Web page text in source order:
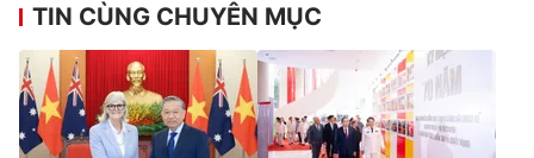
TIN CÙNG CHUYÊN MỤC